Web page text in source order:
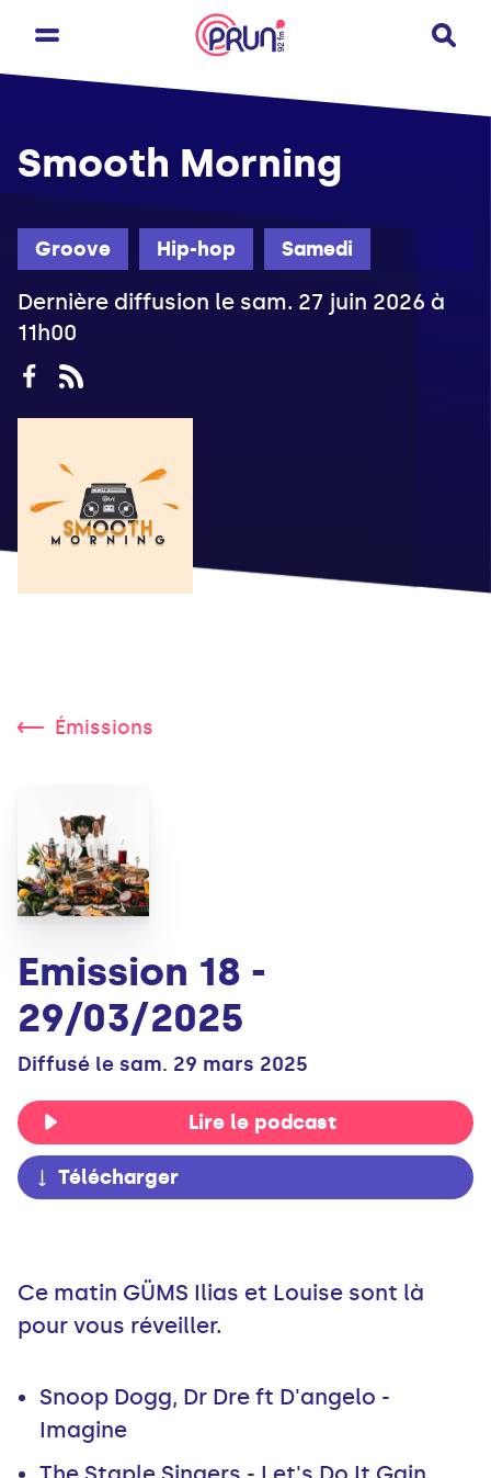
Groove Hip-hop Samedi
Smooth Morning
Dernière diffusion le sam. 27 juin 2026 à
11h00
Émissions
Emission 18 -
29/03/2025
Diffusé le sam. 29 mars 2025
Lire le podcast
Télécharger
Ce matin GÜMS Ilias et Louise sont là
pour vous réveiller.
Snoop Dogg, Dr Dre ft D'angelo -
Imagine